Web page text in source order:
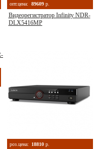
опт.цена:
89609 р.
Видеорегистратор Infinity NDR-
DLX5416MP
роз.цена: 18810 р.